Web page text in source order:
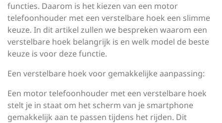
functies. Daarom is het kiezen van een motor
telefoonhouder met een verstelbare hoek een slimme
keuze. In dit artikel zullen we bespreken waarom een
verstelbare hoek belangrijk is en welk model de beste
keuze is voor deze functie.
Een verstelbare hoek voor gemakkelijke aanpassing:
Een motor telefoonhouder met een verstelbare hoek
stelt je in staat om het scherm van je smartphone
gemakkelijk aan te passen tijdens het rijden. Dit